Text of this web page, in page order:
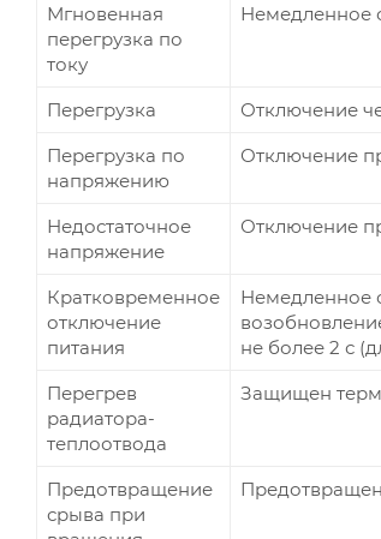
Мгновенная
перегрузка по
току
Немедленное
Перегрузка
Отключение
Перегрузка по
напряжению
Отключение
Недостаточное
напряжение
Отключение
Кратковременное
отключение
питания
Немедленное
не более 2 с
Перегрев
радиатора-
теплоотвода
Защищен
Предотвращение
срыва при